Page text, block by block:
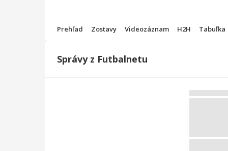
Prehľad Zostavy Videozáznam H2H Tabuľka
Správy z Futbalnetu